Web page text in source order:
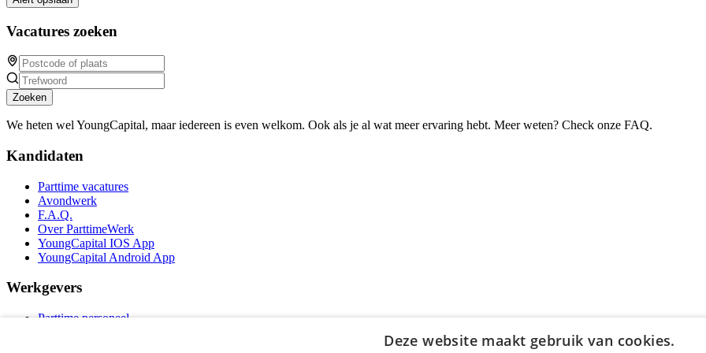
Vacatures zoeken
Zoeken
We heten wel YoungCapital, maar iedereen is even welkom. Ook als je al wat meer ervaring hebt. Meer weten? Check onze FAQ.
Kandidaten
Parttime vacatures
Avondwerk
F.A.Q.
Over ParttimeWerk
YoungCapital IOS App
YoungCapital Android App
Werkgevers
Parttime personeel
Deze website maakt gebruik van cookies.